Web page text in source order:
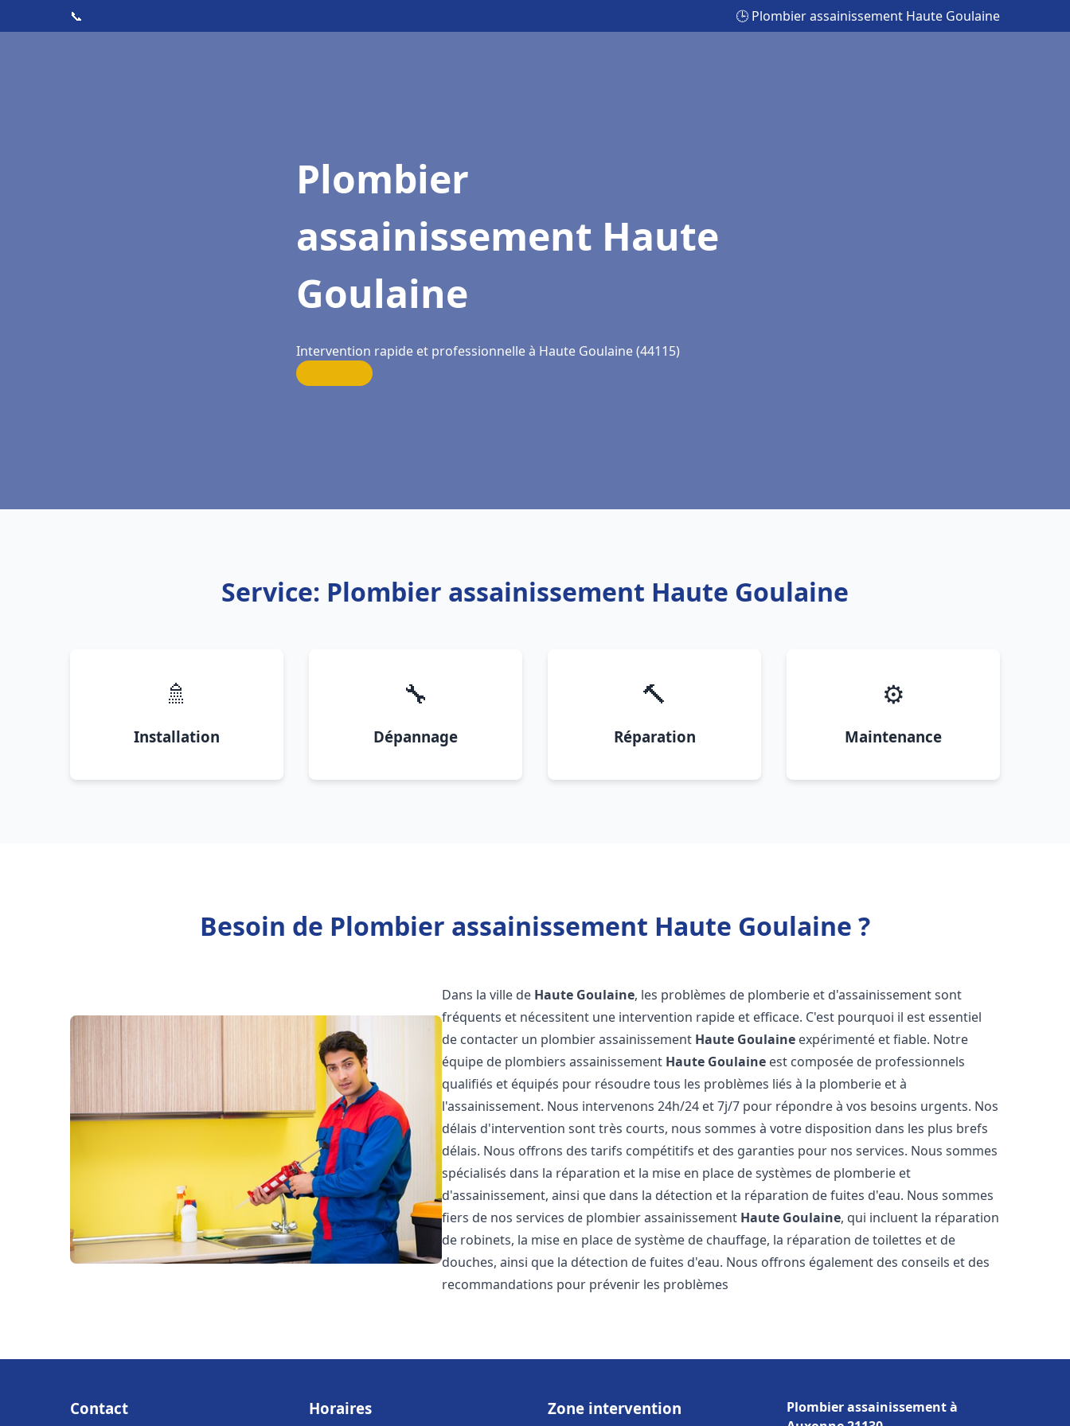
📞 🕒 Plombier assainissement Haute Goulaine
Plombier
assainissement Haute
Goulaine
Intervention rapide et professionnelle à Haute Goulaine (44115)
Service: Plombier assainissement Haute Goulaine
🚿
Installation
🔧
Dépannage
🔨
Réparation
⚙️
Maintenance
Besoin de Plombier assainissement Haute Goulaine ?
Dans la ville de Haute Goulaine, les problèmes de plomberie et d'assainissement sont
fréquents et nécessitent une intervention rapide et efficace. C'est pourquoi il est essentiel
de contacter un plombier assainissement Haute Goulaine expérimenté et fiable. Notre
équipe de plombiers assainissement Haute Goulaine est composée de professionnels
qualifiés et équipés pour résoudre tous les problèmes liés à la plomberie et à
l'assainissement. Nous intervenons 24h/24 et 7j/7 pour répondre à vos besoins urgents. Nos
délais d'intervention sont très courts, nous sommes à votre disposition dans les plus brefs
délais. Nous offrons des tarifs compétitifs et des garanties pour nos services. Nous sommes
spécialisés dans la réparation et la mise en place de systèmes de plomberie et
d'assainissement, ainsi que dans la détection et la réparation de fuites d'eau. Nous sommes
fiers de nos services de plombier assainissement Haute Goulaine, qui incluent la réparation
de robinets, la mise en place de système de chauffage, la réparation de toilettes et de
douches, ainsi que la détection de fuites d'eau. Nous offrons également des conseils et des
recommandations pour prévenir les problèmes
Contact Horaires Zone intervention
Plombier assainissement à